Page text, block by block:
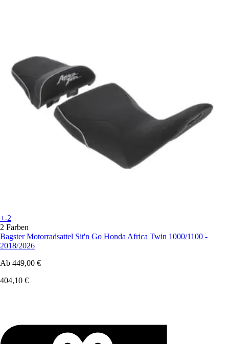
+-2
2 Farben
Bagster Motorradsattel Sit'n Go Honda Africa Twin 1000/1100 -
2018/2026
Ab 449,00 €
404,10 €